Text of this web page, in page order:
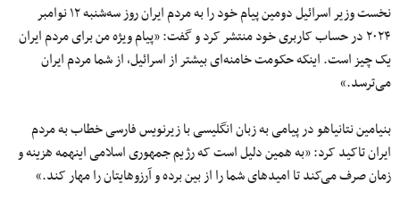
نخست وزیر اسرائیل دومین پیام خود را به مردم ایران روز سه‌‌شنبه ١٢ نوامبر
۲۰۲۴ در حساب کاربری خود منتشر کرد و گفت: «پیام ویژه من برای مردم ایران
یک چیز است. اینکه حکومت خامنه‌ای بیشتر از اسرائیل، از شما مردم ایران
می‌ترسد.»
بنیامین نتانیاهو در پیامی به زبان انگلیسی با زیرنویس فارسی خطاب به مردم
ایران تاکید کرد: «به همین دلیل است که رژیم جمهوری اسلامی اینهمه هزینه و
زمان صرف می‌کند تا امیدهای شما را از بین برده و آرزوهایتان را مهار کند.»